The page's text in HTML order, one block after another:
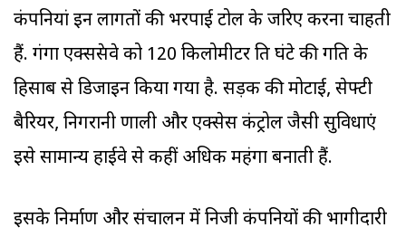
कंपनियां इन लागतों की भरपाई टोल के जरिए करना चाहती
हैं. गंगा एक्सप्रेसवे को 120 किलोमीटर प्रति घंटे की गति के
हिसाब से डिजाइन किया गया है. सड़क की मोटाई, सेफ्टी
बैरियर, निगरानी प्रणाली और एक्सेस कंट्रोल जैसी सुविधाएं
इसे सामान्य हाईवे से कहीं अधिक महंगा बनाती हैं.
इसके निर्माण और संचालन में निजी कंपनियों की भागीदारी